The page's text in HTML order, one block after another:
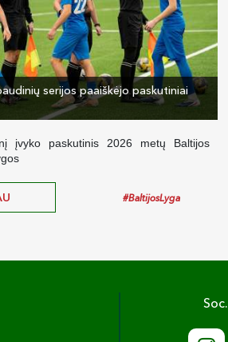
serijos paaiškėjo paskutiniai
įvyko paskutinis 2026 metų Baltijos
#BaltijosLyga